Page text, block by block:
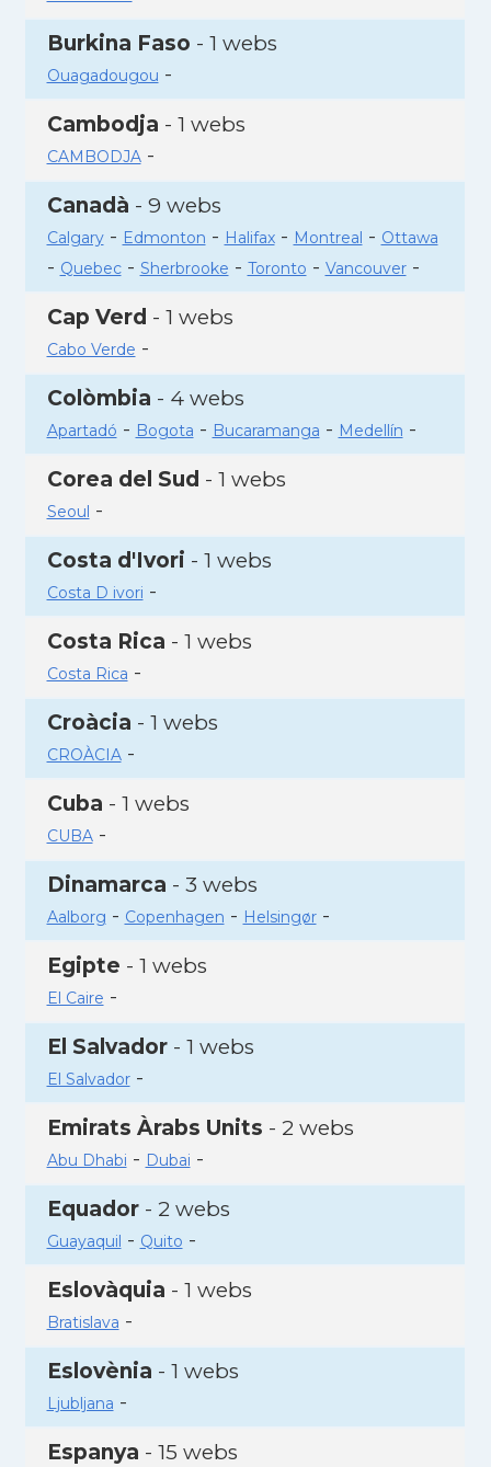
Burkina Faso - 1 webs
Ouagadougou -
Cambodja - 1 webs
CAMBODJA-
Canadà - 9 webs
Calgary- Edmonton - Halifax- Montreal - Ottawa
- Quebec- Sherbrooke - Toronto - Vancouver-
Cap Verd - 1 webs
Cabo Verde -
Colòmbia - 4 webs
Apartadó - Bogota - Bucaramanga - Medellín -
Corea del Sud - 1 webs
Seoul -
Costa d'Ivori - 1 webs
Costa D ivori -
Costa Rica - 1 webs
Costa Rica -
Croàcia - 1 webs
CROÀCIA-
Cuba - 1 webs
CUBA-
Dinamarca - 3 webs
Aalborg - Copenhagen - Helsingør-
Egipte - 1 webs
El Caire -
El Salvador- 1 webs
El Salvador-
Emirats Àrabs Units - 2 webs
Abu Dhabi - Dubai -
Equador- 2 webs
Guayaquil - Quito -
Eslovàquia - 1 webs
Bratislava -
Eslovènia - 1 webs
Ljubljana -
Espanya - 15 webs